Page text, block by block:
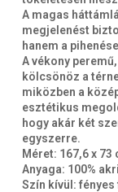
A magas
megjelenést
hanem a
A vékony
kölcsönöz a
miközben a
esztétikus
hogy akár két
egyszerre.
Méret: 167,6 x 73
Anyaga: 100% akril
Szín kívül: